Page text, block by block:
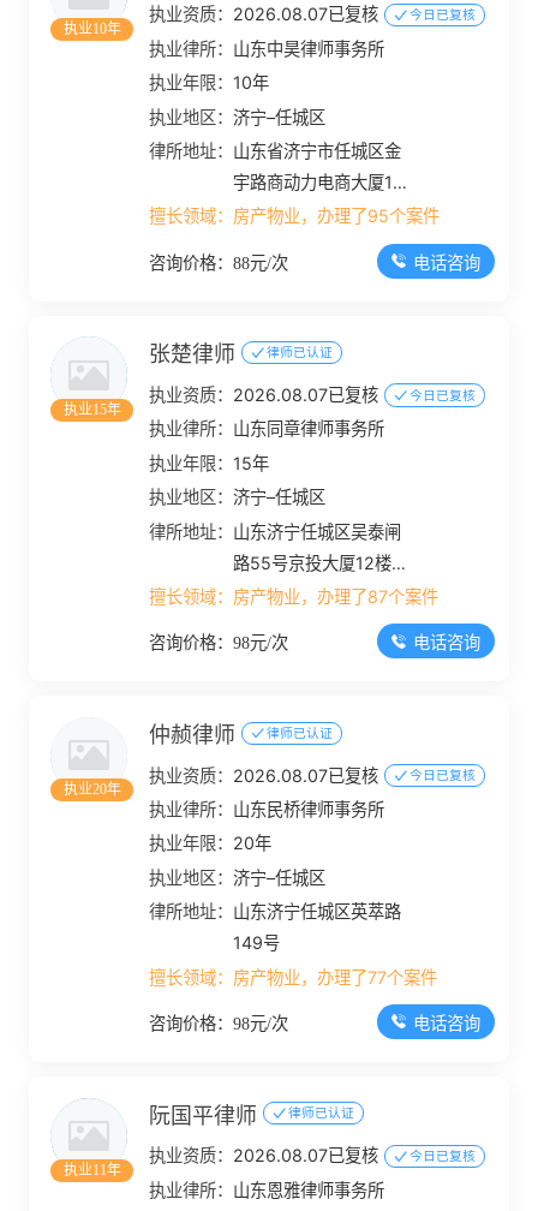
执业10年
执业资质： 2026.08.07已复核 今日已复核
执业律所： 山东中昊律师事务所
执业年限： 10年
执业地区：济宁–任城区
律所地址： 山东省济宁市任城区金
宇路商动力电商大厦19
楼
擅长领域： 房产物业，办理了95个案件
咨询价格：88元/次 电话咨询
执业15年
张楚律师 律师已认证
执业资质： 2026.08.07已复核 今日已复核
执业律所： 山东同章律师事务所
执业年限： 15年
执业地区：济宁–任城区
律所地址： 山东济宁任城区吴泰闸
路55号京投大厦12楼山
东同章律师事务所
擅长领域： 房产物业，办理了87个案件
咨询价格：98元/次 电话咨询
执业20年
仲赪律师 律师已认证
执业资质： 2026.08.07已复核 今日已复核
执业律所： 山东民桥律师事务所
执业年限： 20年
执业地区：济宁–任城区
律所地址： 山东济宁任城区英萃路
149号
擅长领域： 房产物业，办理了77个案件
咨询价格：98元/次 电话咨询
执业11年
阮国平律师 律师已认证
执业资质： 2026.08.07已复核 今日已复核
执业律所： 山东恩雅律师事务所